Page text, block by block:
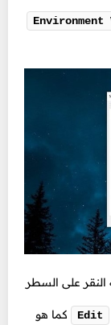
على السطر
Edit كما هو